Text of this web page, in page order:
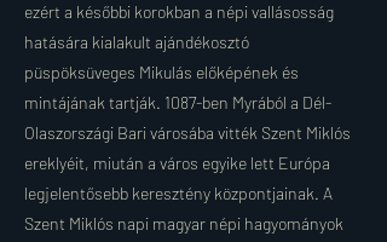
ezért a későbbi korokban a népi vallásosság
hatására kialakult ajándékosztó
püspöksüveges Mikulás előképének és
mintájának tartják. 1087-ben Myrából a Dél-
Olaszországi Bari városába vitték Szent Miklós
ereklyéit, miután a város egyike lett Európa
legjelentősebb keresztény központjainak. A
Szent Miklós napi magyar népi hagyományok